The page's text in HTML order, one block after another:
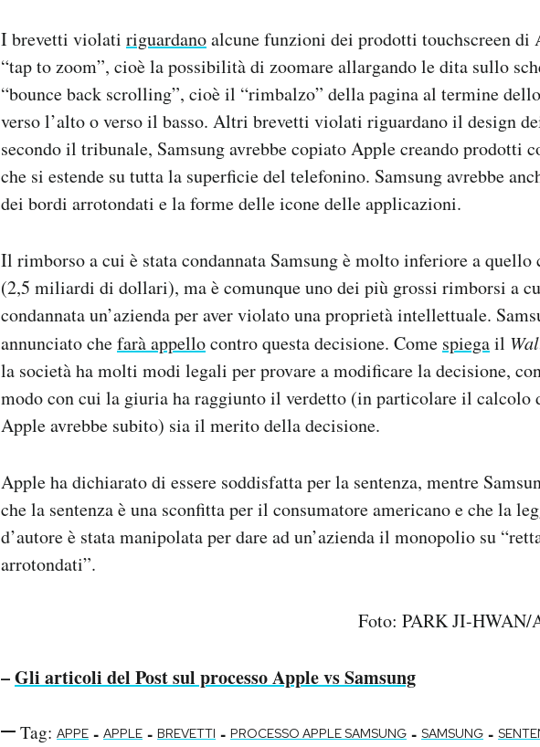
I brevetti violati riguardanoalcune funzioni dei prodotti touchscreen di
“tap to zoom”, cioè la possibilità di zoomare allargando le dita sullo
“bounce back scrolling”, cioè il “rimbalzo” della pagina al termine
verso l’alto o verso il basso. Altri brevetti violati riguardano il design
secondo il tribunale, Samsung avrebbe copiato Apple creando prodotti
che si estende su tutta la superficie del telefonino. Samsung avrebbe
dei bordi arrotondati e la forme delle icone delle applicazioni.
Il rimborso a cui è stata condannata Samsung è molto inferiore a quello
(2,5 miliardi di dollari), ma è comunque uno dei più grossi rimborsi a
condannata un’azienda per aver violato una proprietà intellettuale.
annunciato chefarà appellocontro questa decisione. Come spiegail
la società ha molti modi legali per provare a modificare la decisione,
modo con cui la giuria ha raggiunto il verdetto (in particolare il calcolo
Apple avrebbe subito) sia il merito della decisione.
Apple ha dichiarato di essere soddisfatta per la sentenza, mentre
che la sentenza è una sconfitta per il consumatore americano e che la
d’autore è stata manipolata per dare ad un’azienda il monopolio su
arrotondati”.
Foto: PARK JI-HWAN/
–Gli articoli del Post sul processo Apple vs Samsung
Tag: APPE - APPLE - BREVETTI - PROCESSO APPLE SAMSUNG - SAMSUNG -